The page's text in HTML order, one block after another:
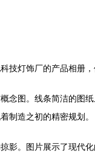
技灯饰厂的产品相册
念图。线条简洁的图
制造之初的精密规划。
影。图片展示了现代